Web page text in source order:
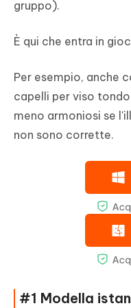
gruppo).
È qui che entra in
Per esempio, anche
capelli per viso
meno armoniosi se
non sono corrette.
#1 Modella